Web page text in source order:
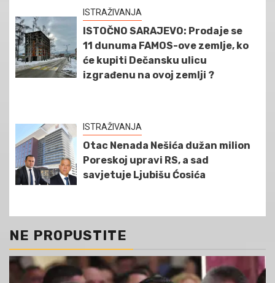
ISTRAŽIVANJA
ISTOČNO SARAJEVO: Prodaje se
11 dunuma FAMOS-ove zemlje, ko
će kupiti Dečansku ulicu
izgrađenu na ovoj zemlji ?
ISTRAŽIVANJA
Otac Nenada Nešića dužan milion
Poreskoj upravi RS, a sad
savjetuje Ljubišu Ćosića
NE PROPUSTITE